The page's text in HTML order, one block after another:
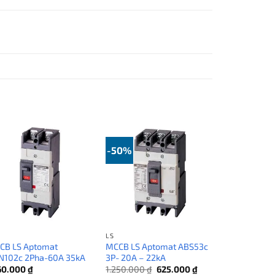
LS Aptomat
2Pha-60A 35kA
₫
-50%
LS
MCCB LS Aptomat ABS53c
3P- 20A – 22kA
1.250.000₫ Giá
625.000₫Giá